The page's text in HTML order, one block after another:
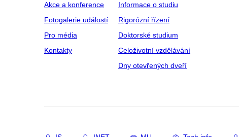
Akce a konference
Fotogalerie událostí
Pro média
Kontakty
Informace o studiu
Rigorózní řízení
Doktorské studium
Celoživotní vzdělávání
Dny otevřených dveří